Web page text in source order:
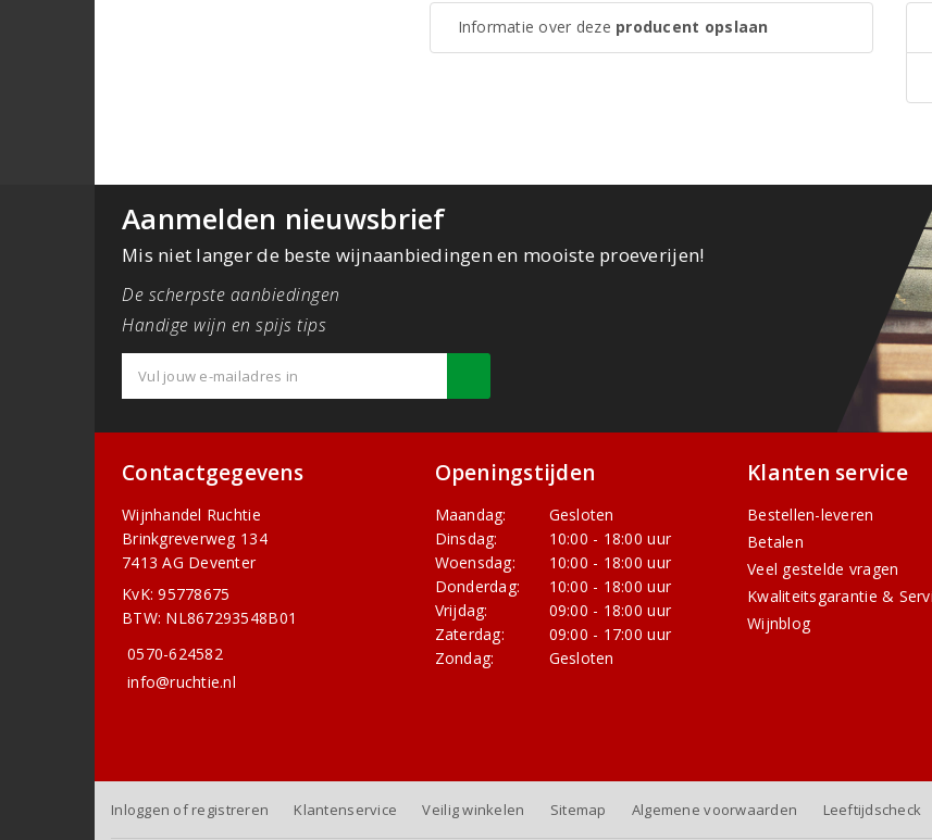
Informatie over deze producent opslaan
Aanmelden nieuwsbrief
Mis niet langer de beste wijnaanbiedingen en mooiste proeverijen!
De scherpste aanbiedingen
Handige wijn en spijs tips
Contactgegevens
Wijnhandel Ruchtie
Brinkgreverweg 134
7413 AG Deventer
KvK: 95778675
BTW: NL867293548B01
0570-624582
info@ruchtie.nl
Openingstijden
Maandag:
Gesloten
Dinsdag:
10:00 - 18:00 uur
Woensdag:
10:00 - 18:00 uur
Donderdag:
10:00 - 18:00 uur
Vrijdag:
09:00 - 18:00 uur
Zaterdag:
09:00 - 17:00 uur
Zondag:
Gesloten
Klanten service
Bestellen-leveren
Betalen
Veel gestelde vragen
Kwaliteitsgarantie &
Wijnblog
Inloggen of registreren Klantenservice Veilig winkelen Sitemap Algemene voorwaarden Leeftijdscheck